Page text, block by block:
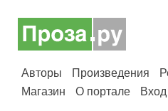
Авторы Произведения
Магазин
О портале